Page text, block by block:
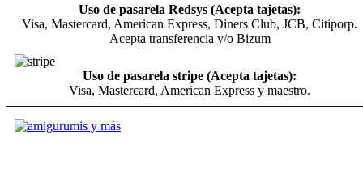
Uso de pasarela Redsys (Acepta tajetas):
Visa, Mastercard, American Express, Diners Club, JCB, Citiporp.
Acepta transferencia y/o Bizum
Uso de pasarela stripe (Acepta tajetas):
Visa, Mastercard, American Express y maestro.